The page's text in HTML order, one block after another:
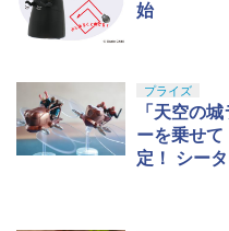
始
プライズ
「天空の
ーを乗せ
定！ シー